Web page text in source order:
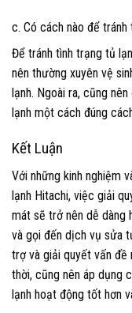
c. Có cách nào để
Để tránh tình trạng tủ
nên thường xuyên vệ
lạnh. Ngoài ra, cũng
lạnh một cách đúng
Kết Luận
Với những kinh nghiệm
lạnh Hitachi, việc giải
mát sẽ trở nên dễ dàng
và gọi đến dịch vụ sửa
trợ và giải quyết vấn đề
thời, cũng nên áp dụng
lạnh hoạt động tốt hơn